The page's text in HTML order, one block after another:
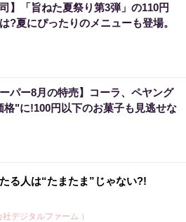
司】「旨ねた夏祭り第3弾」の110円
?夏にぴったりのメニューも登場。
ーパー8月の特売】コーラ、ペヤング
格"に!100円以下のお菓子も見逃せな
る人は“たまたま”じゃない?!
デジタルファーム ）